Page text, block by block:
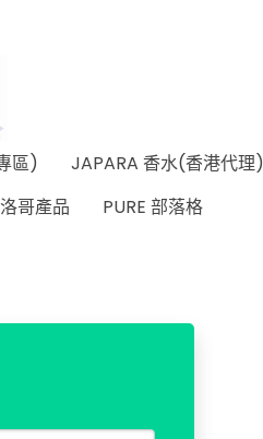
區) JAPARA 香水(香港代理)
哥產品 PURE 部落格